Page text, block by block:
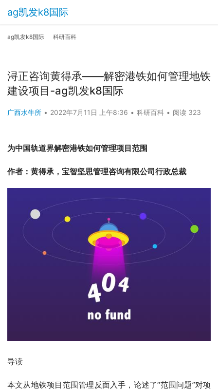
ag凯发k8国际
ag凯发k8国际 科研百科
浔正咨询黄得承——解密港铁如何管理地铁
建设项目-ag凯发k8国际
广西水牛所 • 2022年7月11日 上午8:36 • 科研百科 • 阅读 323
为中国轨道界解密港铁如何管理项目范围
作者：黄得承，宝智坚思管理咨询有限公司行政总裁
导读
本文从地铁项目范围管理反面入手，论述了“范围问题”对项